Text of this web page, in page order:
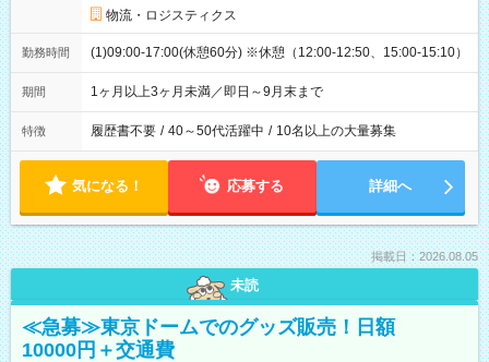
物流・ロジスティクス
勤務時間 (1)09:00-17:00(休憩60分) ※休憩（12:00-12:50、15:00-15:10）
期間 1ヶ月以上3ヶ月未満／即日～9月末まで
特徴 履歴書不要 / 40～50代活躍中 / 10名以上の大量募集
気になる！ 応募する 詳細へ
掲載日：2026.08.05
未読
≪急募≫東京ドームでのグッズ販売！日額
10000円＋交通費